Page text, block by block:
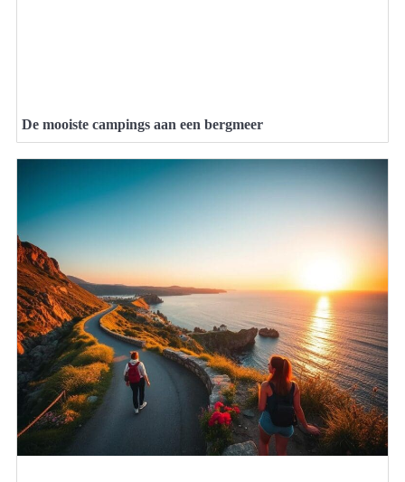
De mooiste campings aan een bergmeer